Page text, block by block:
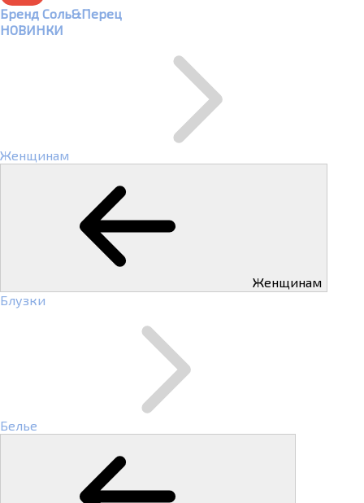
Бренд Соль&Перец
НОВИНКИ
Женщинам
Женщинам
Блузки
Белье